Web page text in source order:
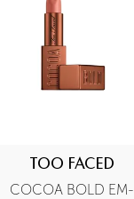
TOO FACED
COCOA BOLD EM-